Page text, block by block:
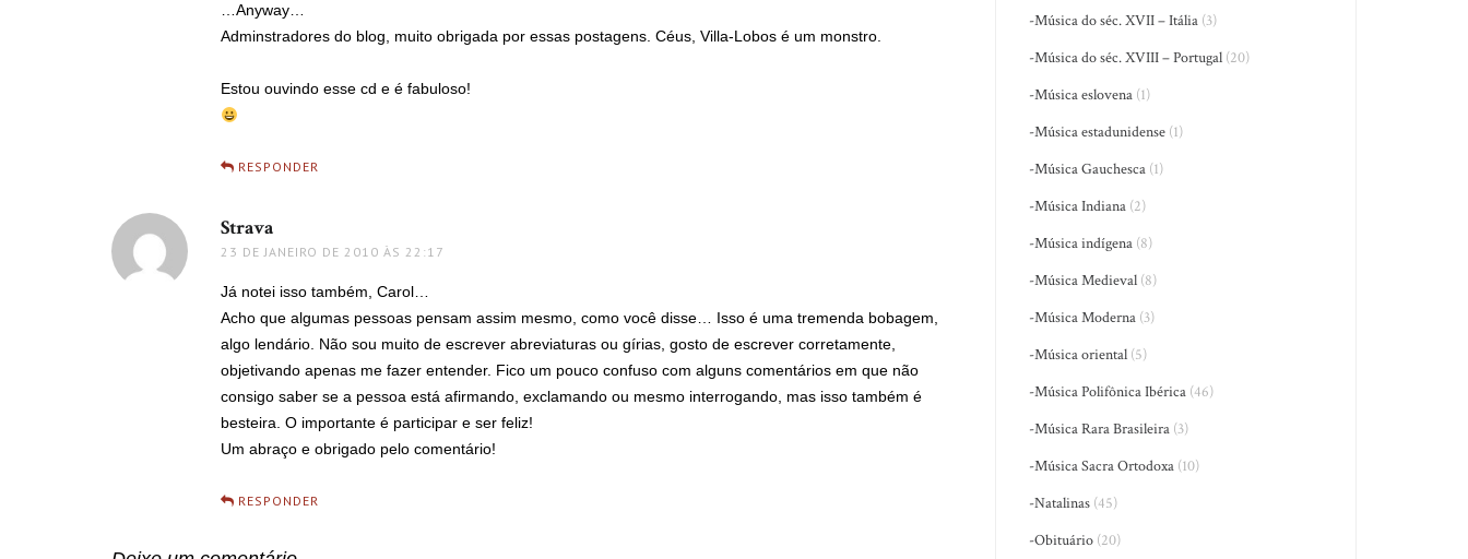
…Anyway…
Adminstradores do blog, muito obrigada por essas postagens. Céus, Villa-Lobos é um monstro.
Estou ouvindo esse cd e é fabuloso!
RESPONDER
Strava
23 DE JANEIRO DE 2010 ÀS 22:17
Já notei isso também, Carol…
Acho que algumas pessoas pensam assim mesmo, como você disse… Isso é uma tremenda bobagem,
algo lendário. Não sou muito de escrever abreviaturas ou gírias, gosto de escrever corretamente,
objetivando apenas me fazer entender. Fico um pouco confuso com alguns comentários em que não
consigo saber se a pessoa está afirmando, exclamando ou mesmo interrogando, mas isso também é
besteira. O importante é participar e ser feliz!
Um abraço e obrigado pelo comentário!
RESPONDER
-Música do séc. XVII – Itália (3)
-Música do séc. XVIII – Portugal (20)
-Música eslovena (1)
-Música estadunidense (1)
-Música Gauchesca (1)
-Música Indiana (2)
-Música indígena (8)
-Música Medieval (8)
-Música Moderna (3)
-Música oriental (5)
-Música Polifônica Ibérica (46)
-Música Rara Brasileira (3)
-Música Sacra Ortodoxa (10)
-Natalinas (45)
-Obituário (20)